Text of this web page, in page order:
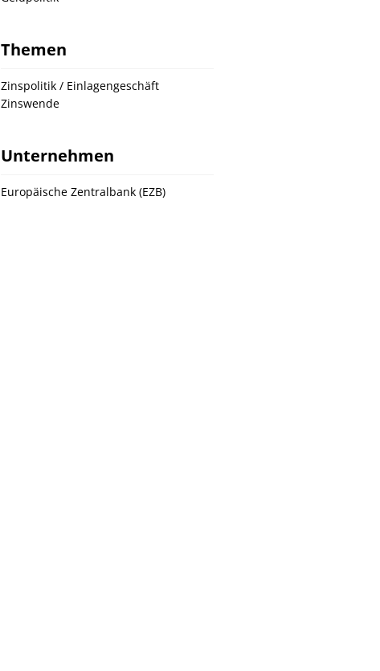
Themen
Zinspolitik / Einlagengeschäft
Zinswende
Unternehmen
Europäische Zentralbank (EZB)